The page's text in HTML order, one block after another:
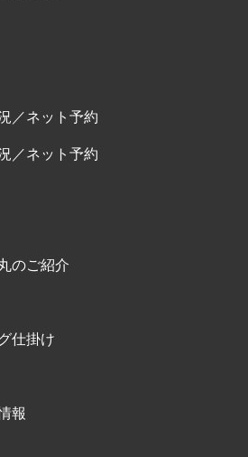
／ネット予約
／ネット予約
のご紹介
仕掛け
報